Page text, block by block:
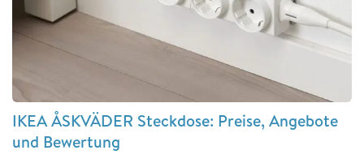
IKEA ÅSKVÄDER Steckdose: Preise, Angebote
und Bewertung